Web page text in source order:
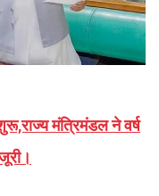
मंत्रिमंडल ने वर्ष